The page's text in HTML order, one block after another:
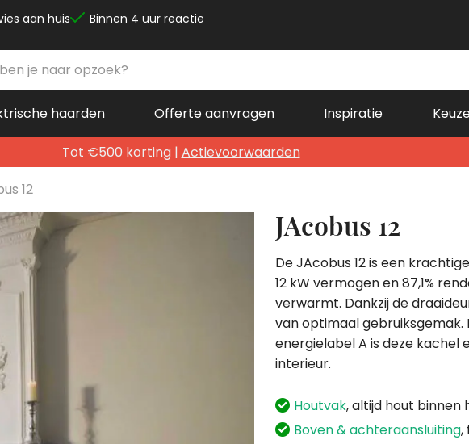
aan huis Binnen 4 uur reactie
haarden Offerte aanvragen Inspiratie
Tot €500 korting | Actievoorwaarden
12
JAcobus 12
De JAcobus 12 is een
12 kW vermogen en 87,1%
verwarmt. Dankzij de
van optimaal
energielabel A is deze kachel
interieur.
Houtvak, altijd hout binnen
Boven & achteraansluiting,